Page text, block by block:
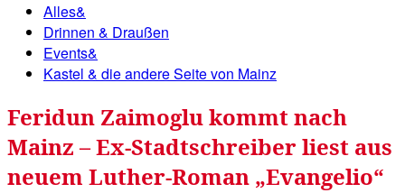
Alles&
Drinnen & Draußen
Events&
Kastel & die andere Seite von Mainz
Feridun Zaimoglu kommt nach
Mainz – Ex-Stadtschreiber liest aus
neuem Luther-Roman „Evangelio“